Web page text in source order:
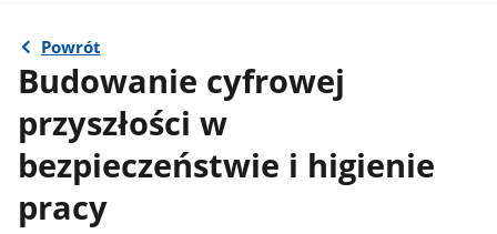
Powrót
Budowanie cyfrowej
przyszłości w
bezpieczeństwie i higienie
pracy